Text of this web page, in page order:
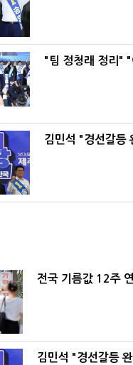
"팀 정청래 정리"
김민석 "경선갈등
전국 기름값 12주
김민석 "경선갈등